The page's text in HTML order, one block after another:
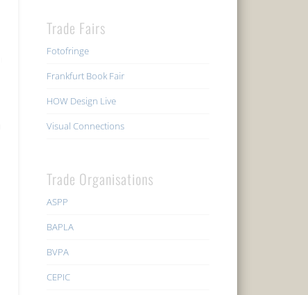
Trade Fairs
Fotofringe
Frankfurt Book Fair
HOW Design Live
Visual Connections
Trade Organisations
ASPP
BAPLA
BVPA
CEPIC